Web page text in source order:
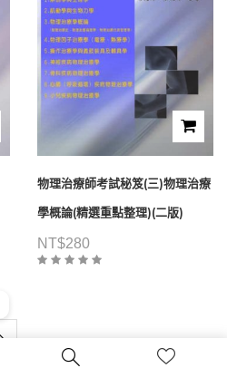
物理治療師考試秘笈(三)物理治療
學概論(精選重點整理)(二版)
NT$280